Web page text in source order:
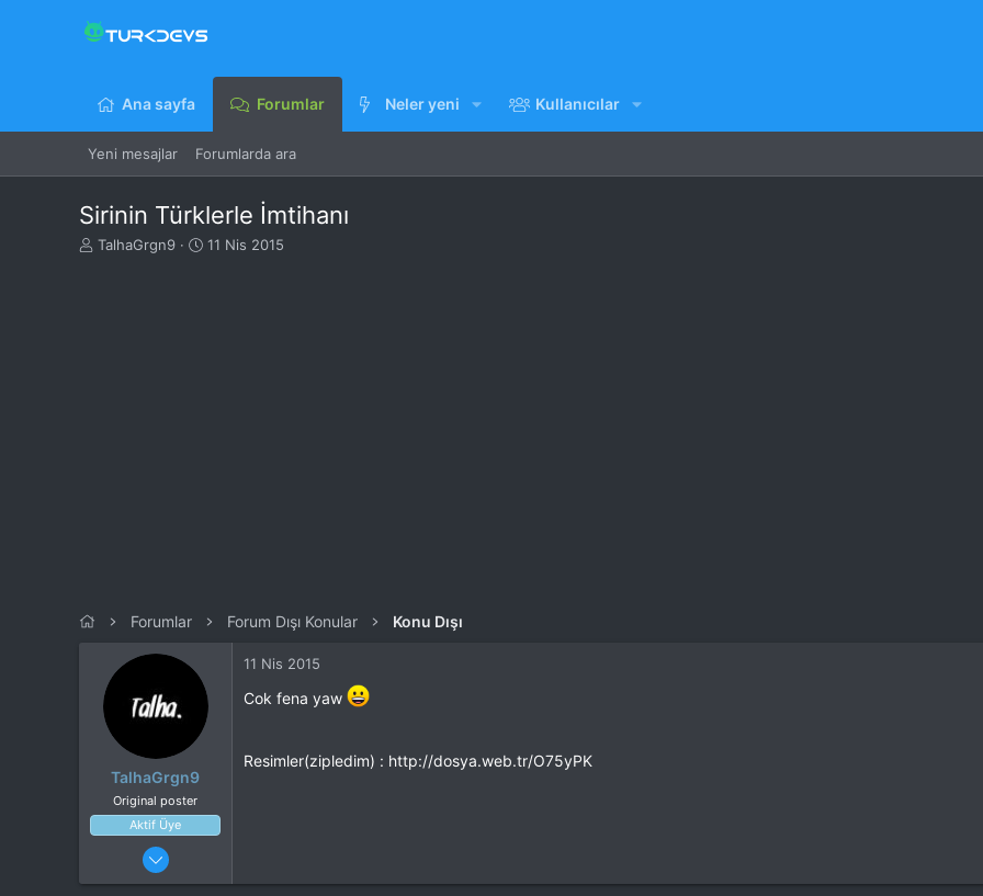
Ana sayfa Forumlar Neler yeni Kullanıcılar
Yeni mesajlar Forumlarda ara
Sirinin Türklerle İmtihanı
K
TalhaGrgn9
B
11 Nis 2015
Forumlar Forum Dışı Konular Konu Dışı
TalhaGrgn9
Original poster
Aktif Üye
26 Ocak 2015
11 Nis 2015
Cok fena yaw
Resimler(zipledim) : http://dosya.web.tr/O75yPK